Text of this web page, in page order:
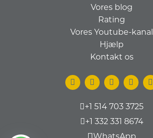
Vores blog
Rating
Vores Youtube-kanal
Hjælp
Kontakt os
+1 514 703 3725
+1 332 331 8674
WhatsApp